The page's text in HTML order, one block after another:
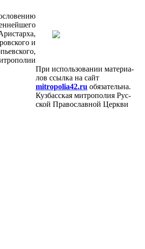
и
При ис­поль­зо­ва­нии ма­те­ри­а­
лов ссыл­ка на сайт
mitropolia42.ru обя­за­тель­на.
Куз­бас­ская мит­ро­по­лия Рус­
ской Пра­во­слав­ной Церк­ви